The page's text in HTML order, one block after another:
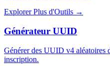
Explorer Plus d'Outils →
Générateur UUID
Générer des UUID v4 aléatoires
inscription.